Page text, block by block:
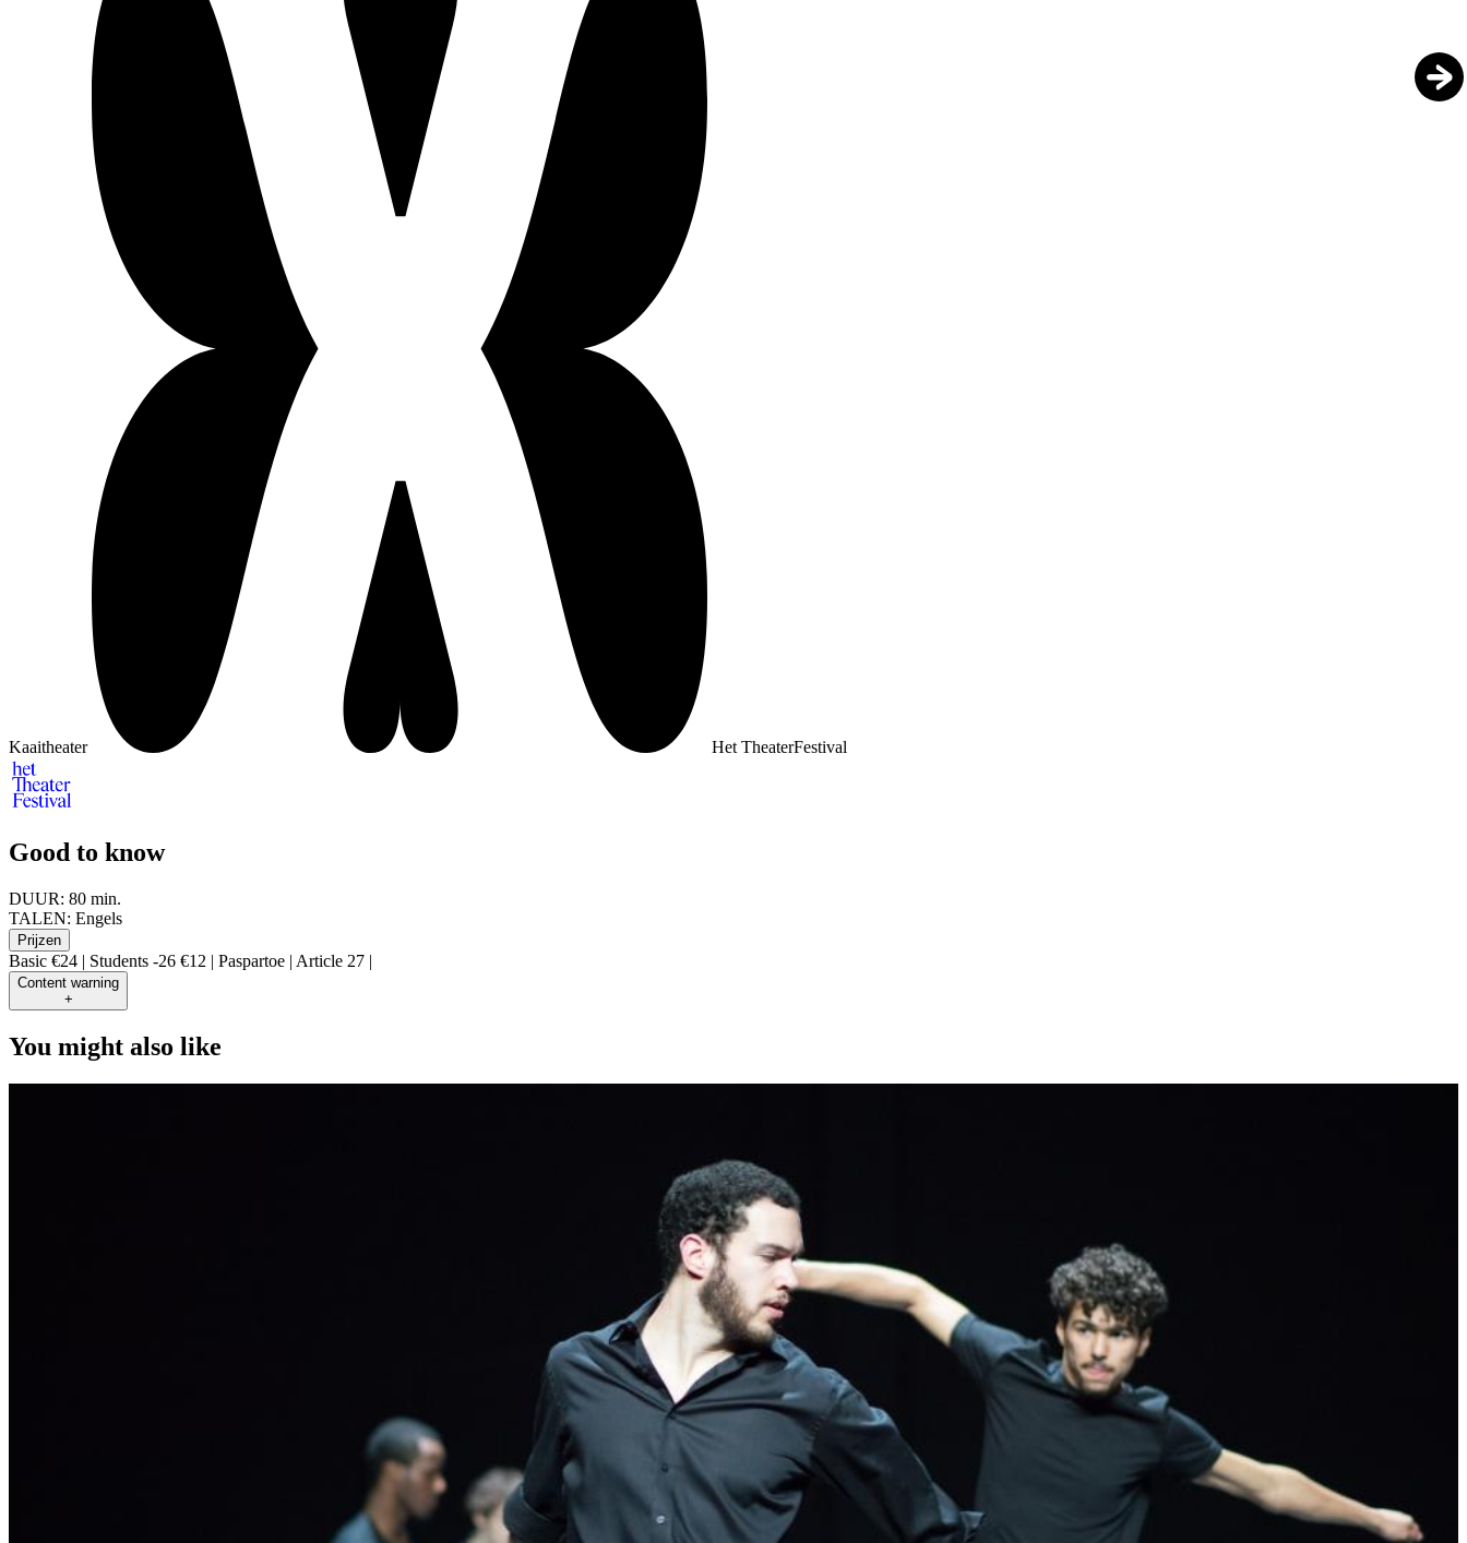
Kaaitheater Het TheaterFestival
Good to know
DUUR: 80 min.
TALEN: Engels
Prijzen
Basic €24 | Students -26 €12 | Paspartoe | Article 27 |
Content warning
+
You might also like